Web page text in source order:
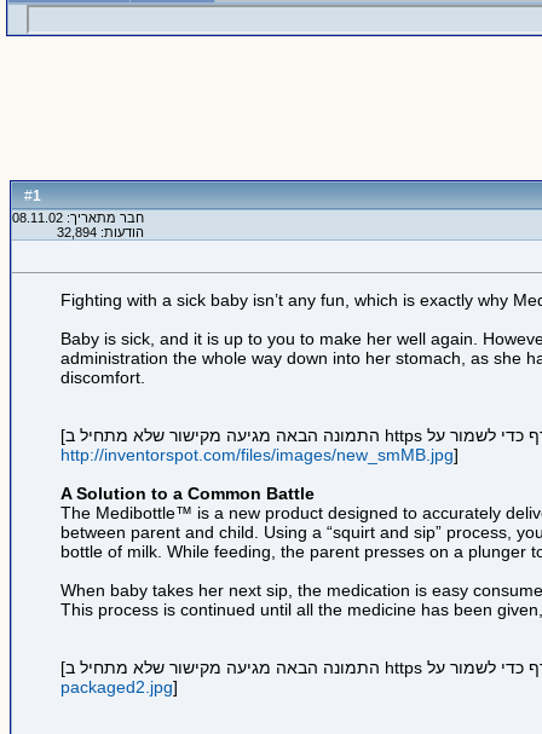
#
1
חבר מתאריך: 08.11.02
הודעות: 32,894
Fighting with a sick baby isn’t any fun, which is exactly why
Baby is sick, and it is up to you to make her well again.
administration the whole way down into her stomach, as she
discomfort.
http://inventorspot.com/files/images/new_smMB.jpg]
A Solution to a Common Battle
The Medibottle™ is a new product designed to accurately
between parent and child. Using a “squirt and sip” process,
bottle of milk. While feeding, the parent presses on a plunger
When baby takes her next sip, the medication is easy
This process is continued until all the medicine has been
packaged2.jpg]